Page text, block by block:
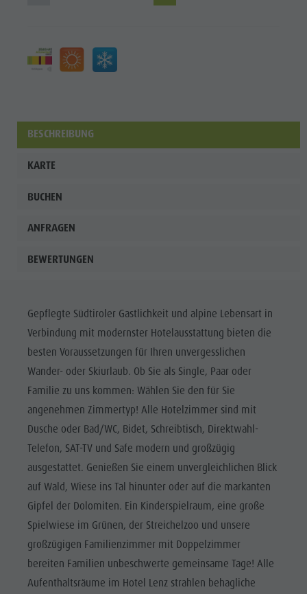
BESCHREIBUNG
KARTE
BUCHEN
ANFRAGEN
BEWERTUNGEN
Gepflegte Südtiroler Gastlichkeit und alpine Lebensart in
Verbindung mit modernster Hotelausstattung bieten die
besten Voraussetzungen für Ihren unvergesslichen
Wander- oder Skiurlaub. Ob Sie als Single, Paar oder
Familie zu uns kommen: Wählen Sie den für Sie
angenehmen Zimmertyp! Alle Hotelzimmer sind mit
Dusche oder Bad/WC, Bidet, Schreibtisch, Direktwahl-
Telefon, SAT-TV und Safe modern und großzügig
ausgestattet. Genießen Sie einem unvergleichlichen Blick
auf Wald, Wiese ins Tal hinunter oder auf die markanten
Gipfel der Dolomiten. Ein Kinderspielraum, eine große
Spielwiese im Grünen, der Streichelzoo und unsere
großzügigen Familienzimmer mit Doppelzimmer
bereiten Familien unbeschwerte gemeinsame Tage! Alle
Aufenthaltsräume im Hotel Lenz strahlen behagliche